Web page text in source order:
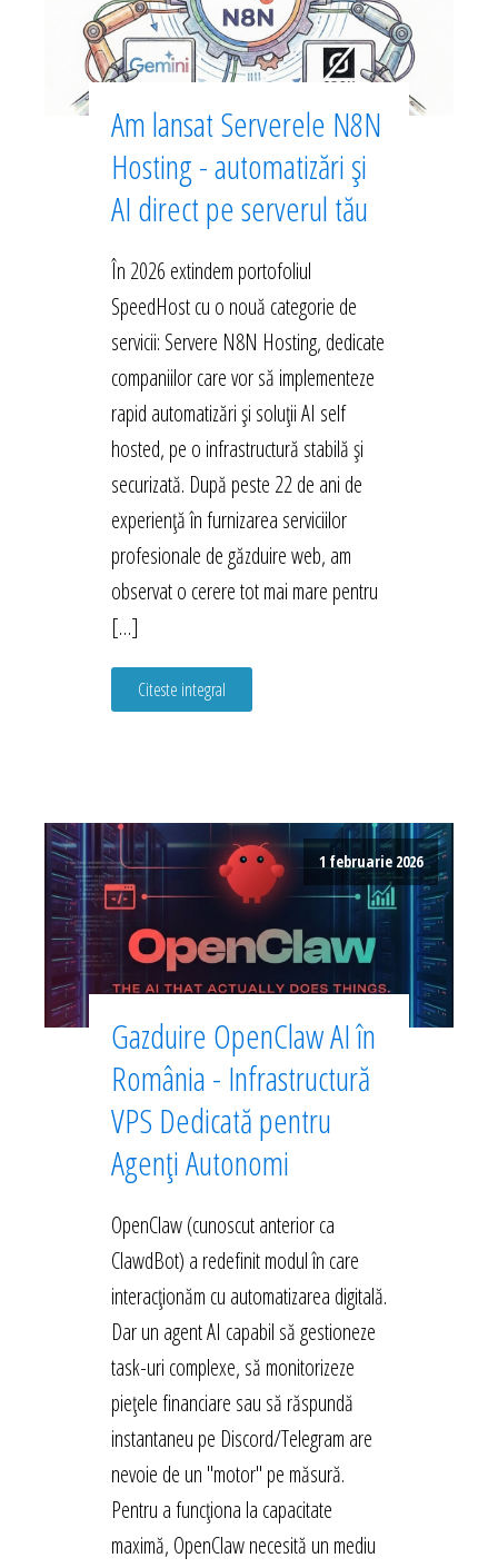
Am lansat Serverele N8N
Hosting - automatizări și
AI direct pe serverul tău
În 2026 extindem portofoliul
SpeedHost cu o nouă categorie de
servicii: Servere N8N Hosting, dedicate
companiilor care vor să implementeze
rapid automatizări și soluții AI self
hosted, pe o infrastructură stabilă și
securizată. După peste 22 de ani de
experiență în furnizarea serviciilor
profesionale de găzduire web, am
observat o cerere tot mai mare pentru
[…]
Citeste integral
1 februarie 2026
Gazduire OpenClaw AI în
România - Infrastructură
VPS Dedicată pentru
Agenți Autonomi
OpenClaw (cunoscut anterior ca
ClawdBot) a redefinit modul în care
interacționăm cu automatizarea digitală.
Dar un agent AI capabil să gestioneze
task-uri complexe, să monitorizeze
piețele financiare sau să răspundă
instantaneu pe Discord/Telegram are
nevoie de un "motor" pe măsură.
Pentru a funcționa la capacitate
maximă, OpenClaw necesită un mediu